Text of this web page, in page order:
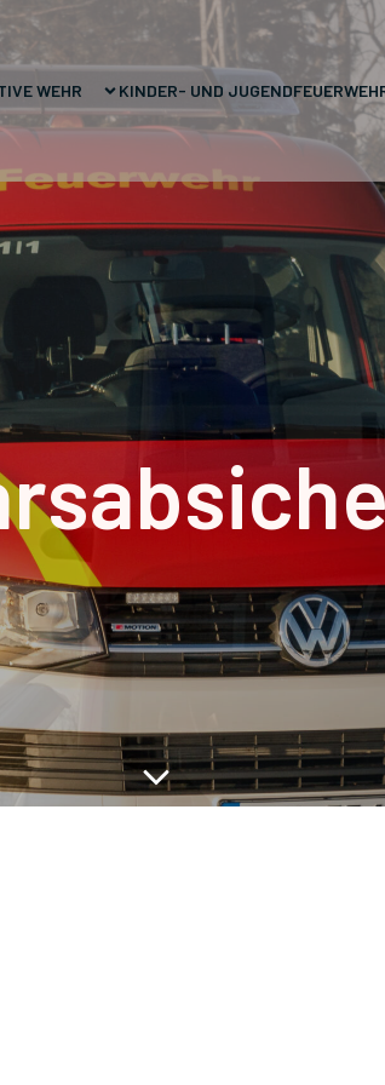
WEHR KINDER- UND